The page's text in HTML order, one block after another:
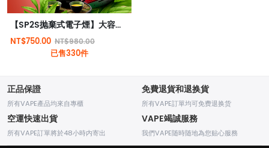
【SP2S抛棄式電子煙】大容量12000口 | 3%尼古丁 | 多種口味選擇 | 台灣現貨
NT$750.00 NT$980.00
已售330件
正品保證
所有VAPE產品均來自專櫃
免費退貨和退换貨
所有VAPE訂單均可免费退换货
空運快速出貨
所有VAPE訂單將於48小時内寄出
VAPE竭誠服務
我們VAPE随時随地為您贴心服務